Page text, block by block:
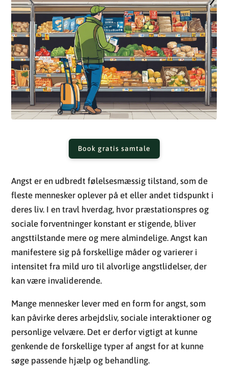
Book gratis samtale
Angst er en udbredt følelsesmæssig tilstand, som de
fleste mennesker oplever på et eller andet tidspunkt i
deres liv. I en travl hverdag, hvor præstationspres og
sociale forventninger konstant er stigende, bliver
angsttilstande mere og mere almindelige. Angst kan
manifestere sig på forskellige måder og varierer i
intensitet fra mild uro til alvorlige angstlidelser, der
kan være invaliderende.
Mange mennesker lever med en form for angst, som
kan påvirke deres arbejdsliv, sociale interaktioner og
personlige velvære. Det er derfor vigtigt at kunne
genkende de forskellige typer af angst for at kunne
søge passende hjælp og behandling.